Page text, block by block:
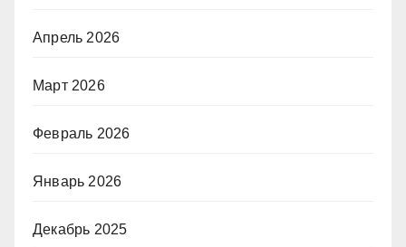
Апрель 2026
Март 2026
Февраль 2026
Январь 2026
Декабрь 2025